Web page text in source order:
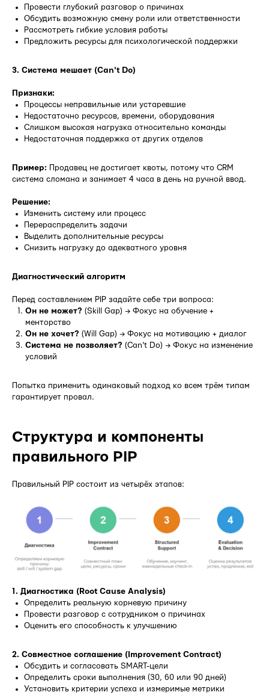
Провести глубокий разговор о причинах
Обсудить возможную смену роли или ответственности
Рассмотреть гибкие условия работы
Предложить ресурсы для психологической поддержки
3. Система мешает (Can't Do)
Признаки:
Процессы неправильные или устаревшие
Недостаточно ресурсов, времени, оборудования
Слишком высокая нагрузка относительно команды
Недостаточная поддержка от других отделов
Пример: Продавец не достигает квоты, потому что CRM
система сломана и занимает 4 часа в день на ручной ввод.
Решение:
Изменить систему или процесс
Перераспределить задачи
Выделить дополнительные ресурсы
Снизить нагрузку до адекватного уровня
Диагностический алгоритм
Перед составлением PIP задайте себе три вопроса:
Он не может? (Skill Gap) → Фокус на обучение +
менторство
Он не хочет? (Will Gap) → Фокус на мотивацию + диалог
Система не позволяет? (Can't Do) → Фокус на изменение
условий
Попытка применить одинаковый подход ко всем трём типам
гарантирует провал.
Структура и компоненты
правильного PIP
Правильный PIP состоит из четырёх этапов:
1. Диагностика (Root Cause Analysis)
Определить реальную корневую причину
Провести разговор с сотрудником о причинах
Оценить его способность к улучшению
2. Совместное соглашение (Improvement Contract)
Обсудить и согласовать SMART-цели
Определить сроки выполнения (30, 60 или 90 дней)
Установить критерии успеха и измеримые метрики